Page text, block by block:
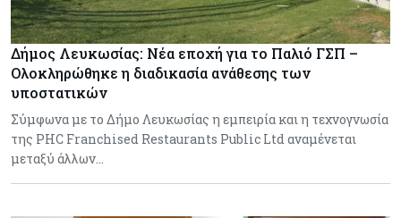
Δήμος Λευκωσίας: Νέα εποχή για το Παλιό ΓΣΠ –
Ολοκληρώθηκε η διαδικασία ανάθεσης των
υποστατικών
Σύμφωνα με το Δήμο Λευκωσίας η εμπειρία και η τεχνογνωσία
της PHC Franchised Restaurants Public Ltd αναμένεται
μεταξύ άλλων…